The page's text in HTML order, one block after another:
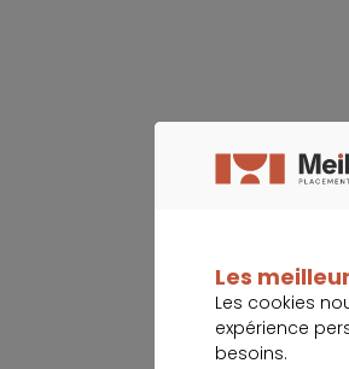
Les
Les cookies
expérience
besoins.